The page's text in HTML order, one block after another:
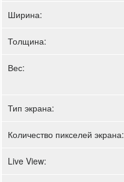
Ширина:
Толщина:
Вес:
Тип экрана:
Количество пикселей экрана:
Live View: